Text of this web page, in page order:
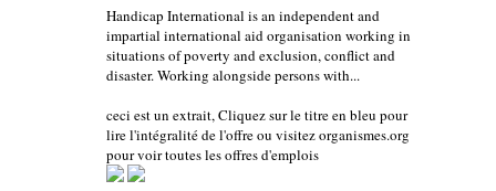
Handicap International is an independent and
impartial international aid organisation working in
situations of poverty and exclusion, conflict and
disaster. Working alongside persons with...
ceci est un extrait, Cliquez sur le titre en bleu pour
lire l'intégralité de l'offre ou visitez organismes.org
pour voir toutes les offres d'emplois